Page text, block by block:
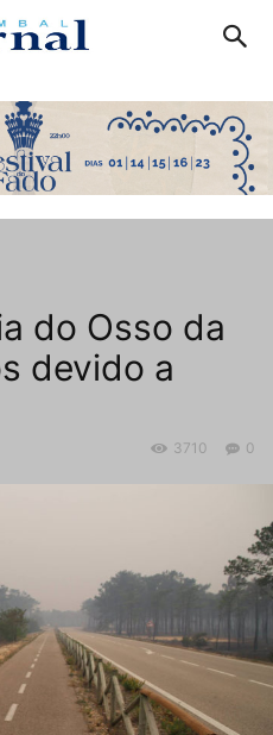
do Osso da
devido a
0
3710